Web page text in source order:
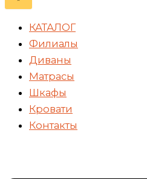
КАТАЛОГ
Филиалы
Диваны
Матрасы
Шкафы
Кровати
Контакты